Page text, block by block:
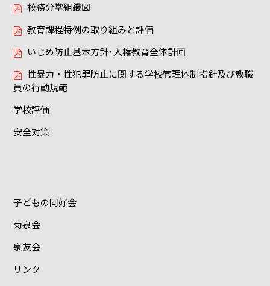
校務分掌組織図
教育課程特例の取り組みと評価
いじめ防止基本方針･人権教育全体計画
性暴力・性犯罪防止に関する学校管理体制指針及び教職
員の行動規範
学校評価
安全対策
子どもの同好会
菊泉会
泉友会
リンク